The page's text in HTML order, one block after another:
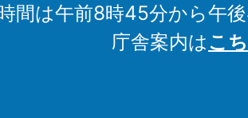
間は午前8時45分から午
庁舎案内はこ